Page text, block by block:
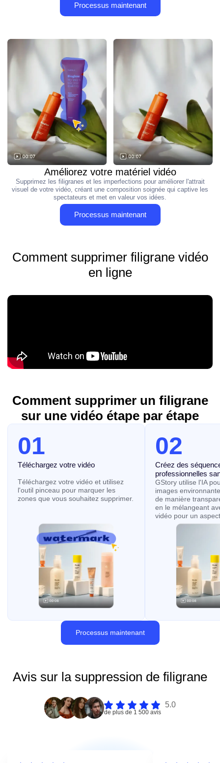
Processus maintenant
Améliorez votre matériel vidéo
Supprimez les filigranes et les imperfections pour améliorer l'attrait
visuel de votre vidéo, créant une composition soignée qui captive les
spectateurs et met en valeur vos idées.
Processus maintenant
Comment supprimer filigrane vidéo
en ligne
Comment supprimer un filigrane
sur une vidéo étape par étape
01
Téléchargez votre vidéo
Téléchargez votre vidéo et utilisez
l'outil pinceau pour marquer les
zones que vous souhaitez supprimer.
02
Créez des
professionnelles
GStory utilise l'IA
images
de manière
en le mélangeant
vidéo pour un
Processus maintenant
Avis sur la suppression de filigrane
5.0
de plus de 1 500 avis